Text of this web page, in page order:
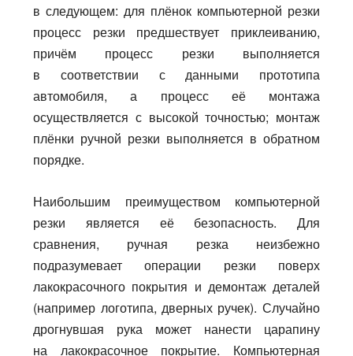
в следующем: для плёнок компьютерной резки
процесс резки предшествует приклеиванию,
причём процесс резки выполняется
в соответствии с данными прототипа
автомобиля, а процесс её монтажа
осуществляется с высокой точностью; монтаж
плёнки ручной резки выполняется в обратном
порядке.
Наибольшим преимуществом компьютерной
резки является её безопасность. Для
сравнения, ручная резка неизбежно
подразумевает операции резки поверх
лакокрасочного покрытия и демонтаж деталей
(например логотипа, дверных ручек). Случайно
дрогнувшая рука может нанести царапину
на лакокрасочное покрытие. Компьютерная